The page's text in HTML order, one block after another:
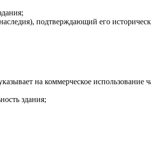
подтверждающий его
на коммерческое использование
здания;